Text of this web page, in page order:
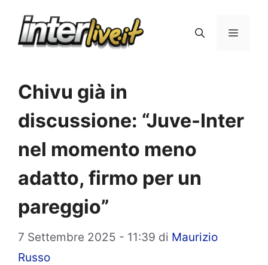
Menu
Chivu già in
discussione: “Juve-Inter
nel momento meno
adatto, firmo per un
pareggio”
7 Settembre 2025 - 11:39 di Maurizio
Russo